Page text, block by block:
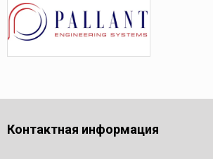
Контактная информация